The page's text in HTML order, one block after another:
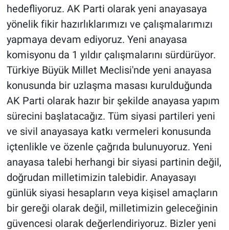
hedefliyoruz. AK Parti olarak yeni anayasaya
yönelik fikir hazırlıklarımızı ve çalışmalarımızı
yapmaya devam ediyoruz. Yeni anayasa
komisyonu da 1 yıldır çalışmalarını sürdürüyor.
Türkiye Büyük Millet Meclisi'nde yeni anayasa
konusunda bir uzlaşma masası kurulduğunda
AK Parti olarak hazır bir şekilde anayasa yapım
sürecini başlatacağız. Tüm siyasi partileri yeni
ve sivil anayasaya katkı vermeleri konusunda
içtenlikle ve özenle çağrıda bulunuyoruz. Yeni
anayasa talebi herhangi bir siyasi partinin değil,
doğrudan milletimizin talebidir. Anayasayı
günlük siyasi hesapların veya kişisel amaçların
bir gereği olarak değil, milletimizin geleceğinin
güvencesi olarak değerlendiriyoruz. Bizler yeni